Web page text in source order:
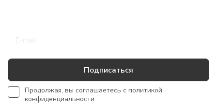
Подписаться
Продолжая, вы соглашаетесь с политикой
конфиденциальности